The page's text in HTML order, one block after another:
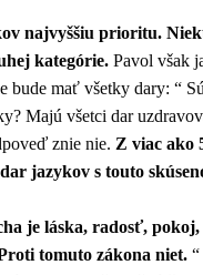
najvyššiu prioritu.
kategórie. Pavol však
bude mať všetky dary: “
Majú všetci dar
znie nie. Z viac ako
jazykov s touto
je láska, radosť,
tomuto zákona niet.